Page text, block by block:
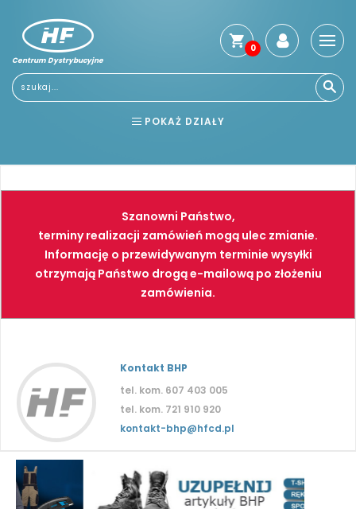
Centrum Dystrybucyjne
0
POKAŻ DZIAŁY
NARZĘDZIA SPAWALNICTWO
FARBY PNEUMATYKA
Szanowni Państwo,
terminy realizacji zamówień mogą ulec zmianie.
Informację o przewidywanym terminie wysyłki
otrzymają Państwo drogą e-mailową po złożeniu
zamówienia.
Kontakt BHP
tel. kom. 607 403 005
tel. kom. 721 910 920
kontakt-bhp@hfcd.pl